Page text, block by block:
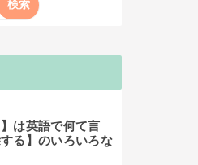
】は英語で何て言
る】のいろいろな